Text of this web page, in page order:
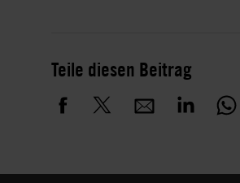
Teile diesen Beitrag